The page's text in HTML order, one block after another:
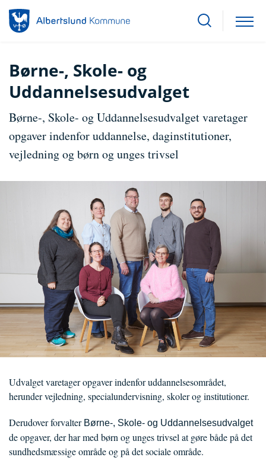
Børne-, Skole- og
Uddannelsesudvalget
Børne-, Skole- og Uddannelsesudvalget varetager
opgaver indenfor uddannelse, daginstitutioner,
vejledning og børn og unges trivsel
Udvalget varetager opgaver indenfor uddannelsesområdet,
herunder vejledning, specialundervisning, skoler og institutioner.
Derudover forvalter Børne-, Skole- og Uddannelsesudvalget
de opgaver, der har med børn og unges trivsel at gøre både på det
sundhedsmæssige område og på det sociale område.